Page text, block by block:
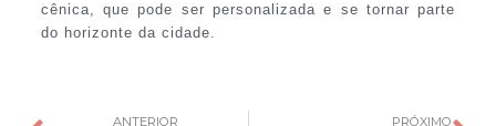
cênica, que pode ser personalizada e se tornar parte
do horizonte da cidade.
ANTERIOR PRÓXIMO